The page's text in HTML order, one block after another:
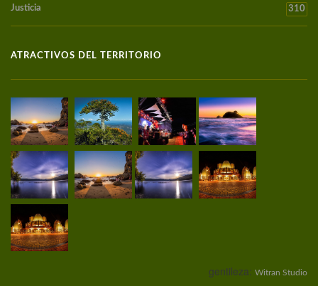
Justicia 310
ATRACTIVOS DEL TERRITORIO
gentileza: Witran Studio